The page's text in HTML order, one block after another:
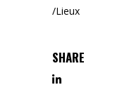
Lieux
SHARE